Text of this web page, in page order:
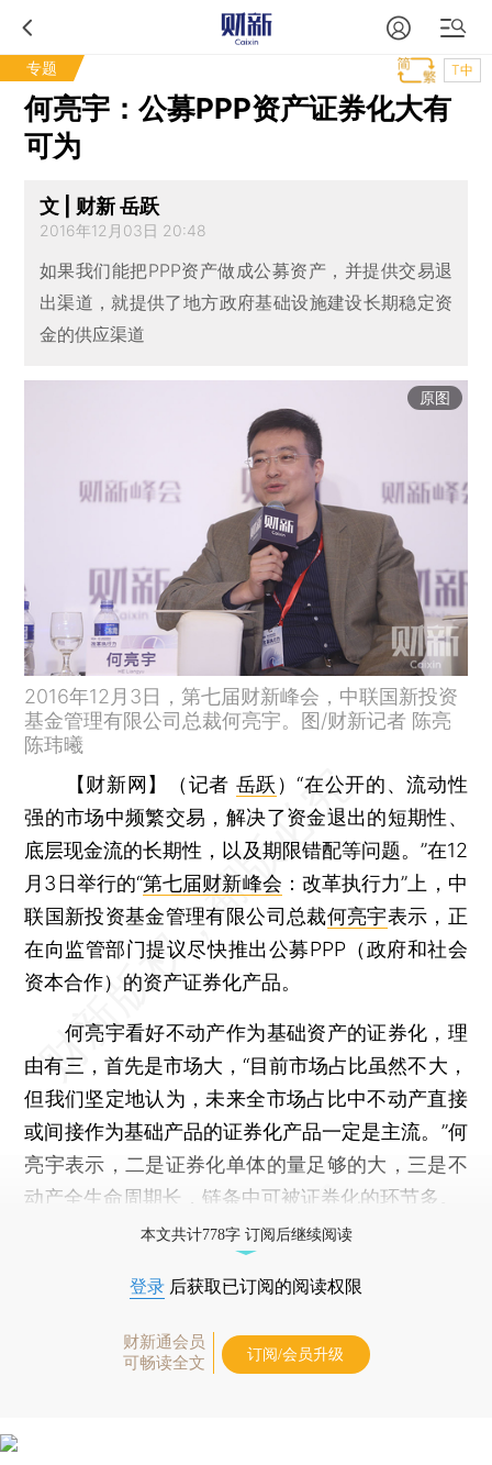
专题 T中
何亮宇：公募PPP资产证券化大有
可为
文 | 财新 岳跃
2016年12月03日 20:48
如果我们能把PPP资产做成公募资产，并提供交易退
出渠道，就提供了地方政府基础设施建设长期稳定资
金的供应渠道
原图
2016年12月3日，第七届财新峰会，中联国新投资
基金管理有限公司总裁何亮宇。图/财新记者 陈亮
陈玮曦
【财新网】（记者 岳跃 ）“在公开的、流动性
强的市场中频繁交易，解决了资金退出的短期性、
底层现金流的长期性，以及期限错配等问题。”在12
月3日举行的“第七届财新峰会 ：改革执行力”上，中
联国新投资基金管理有限公司总裁何亮宇表示，正
在向监管部门提议尽快推出公募PPP（政府和社会
资本合作）的资产证券化产品。
何亮宇看好不动产作为基础资产的证券化，理
由有三，首先是市场大，“目前市场占比虽然不大，
但我们坚定地认为，未来全市场占比中不动产直接
或间接作为基础产品的证券化产品一定是主流。”何
亮宇表示，二是证券化单体的量足够的大，三是不
动产全生命周期长，链条中可被证券化的环节多。
本文共计778字 订阅后继续阅读
登录 后获取已订阅的阅读权限
财新通会员
可畅读全文
订阅/会员升级